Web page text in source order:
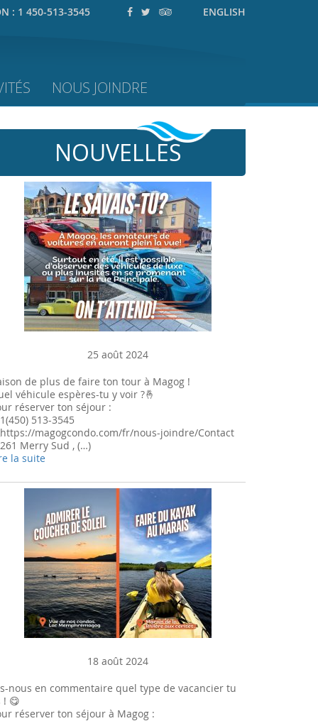
: 1 450-513-3545 ENGLISH
NOUS JOINDRE
NOUVELLES
25 août 2024
de plus de faire ton tour à Magog !
véhicule espères-tu y voir ?🤞
réserver ton séjour :
513-3545
magogcondo.com/fr/nous-joindre/Contact
Merry Sud , (…)
la suite
18 août 2024
nous en commentaire quel type de vacancier tu
! 😋
réserver ton séjour à Magog :